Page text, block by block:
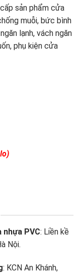
sản phẩm cửa
muỗi, bức bình
lạnh, vách ngăn
phụ kiện cửa
PVC: Liền kề
Nội.
: KCN An Khánh,